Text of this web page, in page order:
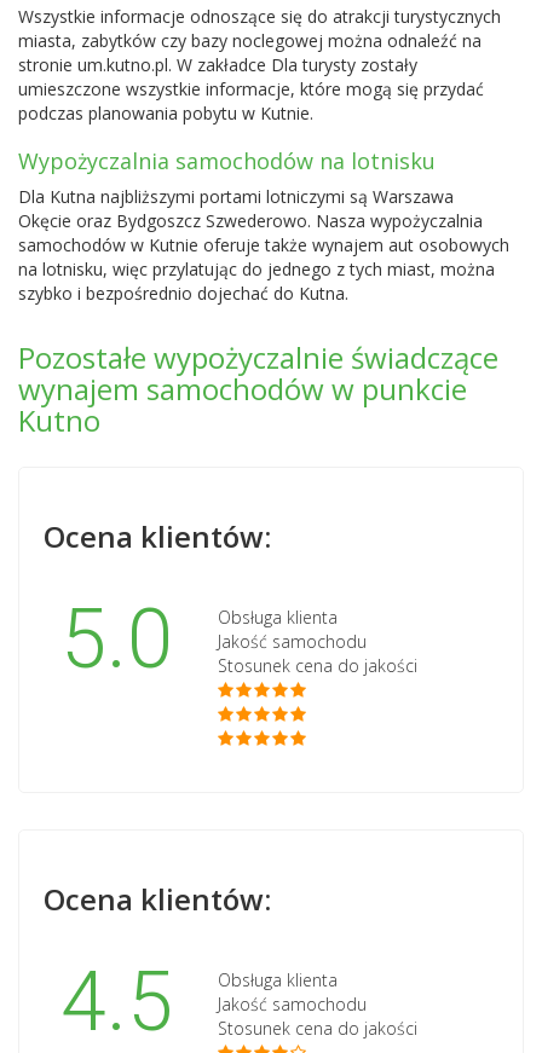
Wszystkie informacje odnoszące się do atrakcji turystycznych
miasta, zabytków czy bazy noclegowej można odnaleźć na
stronie um.kutno.pl. W zakładce Dla turysty zostały
umieszczone wszystkie informacje, które mogą się przydać
podczas planowania pobytu w Kutnie.
Wypożyczalnia samochodów na lotnisku
Dla Kutna najbliższymi portami lotniczymi są Warszawa
Okęcie oraz Bydgoszcz Szwederowo. Nasza wypożyczalnia
samochodów w Kutnie oferuje także wynajem aut osobowych
na lotnisku, więc przylatując do jednego z tych miast, można
szybko i bezpośrednio dojechać do Kutna.
Pozostałe wypożyczalnie świadczące
wynajem samochodów w punkcie
Kutno
Ocena klientów:
5.0
Obsługa klienta
Jakość samochodu
Stosunek cena do jakości
Ocena klientów:
4.5
Obsługa klienta
Jakość samochodu
Stosunek cena do jakości